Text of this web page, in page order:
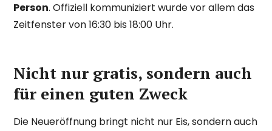
Person. Offiziell kommuniziert wurde vor allem das
Zeitfenster von 16:30 bis 18:00 Uhr.
Nicht nur gratis, sondern auch
für einen guten Zweck
Die Neueröffnung bringt nicht nur Eis, sondern auch